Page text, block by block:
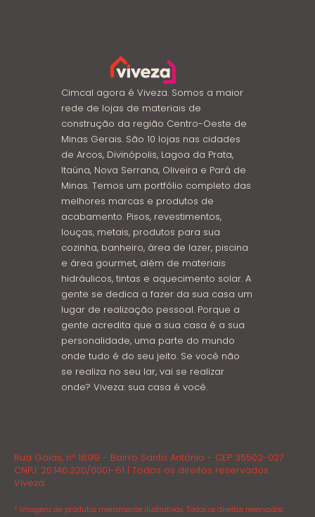
Cimcal agora é Viveza. Somos a maior
rede de lojas de materiais de
construção da região Centro-Oeste de
Minas Gerais. São 10 lojas nas cidades
de Arcos, Divinópolis, Lagoa da Prata,
Itaúna, Nova Serrana, Oliveira e Pará de
Minas. Temos um portfólio completo das
melhores marcas e produtos de
acabamento. Pisos, revestimentos,
louças, metais, produtos para sua
cozinha, banheiro, área de lazer, piscina
e área gourmet, além de materiais
hidráulicos, tintas e aquecimento solar. A
gente se dedica a fazer da sua casa um
lugar de realização pessoal. Porque a
gente acredita que a sua casa é a sua
personalidade, uma parte do mundo
onde tudo é do seu jeito. Se você não
se realiza no seu lar, vai se realizar
onde? Viveza: sua casa é você.
Rua Goiás, nº 1899 - Bairro Santo Antônio - CEP 35502-027
CNPJ: 20.146.320/0001-61 | Todos os direitos reservados.
Viveza.
* Imagens de produtos meramente ilustrativas. Todos os direitos reservados.